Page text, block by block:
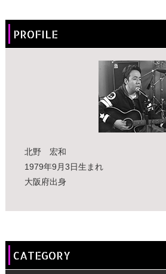
PROFILE
北野 宏和
1979年9月3日生まれ
大阪府出身
CATEGORY